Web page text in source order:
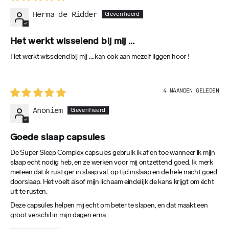
langere termijn na 5-8 weken dagelijks gebruik.
Probeer het Slaapcomplex van Gezonde Eters. Val sneller in
slaap en slaap langer en beter. 👌
kopen
Sta weer fris en vol energie op
en geest
Val snel en diep in slaap en geniet eindelijk van een
welverdiende ontspanning
Veilig ontspannen en omgaan met alledaagse stress
Slaap beter na een jetlag of nachtdienst
Een uniek complex van natuurlijke stoffen, samengesteld
door experts
Je bent minder traag en wordt productiever
Een betere nachtrust voor een betere levenskwaliteit
(Valeriana offi cinalis)
1 DOSIS (2 CAPSULES)
100 mg
ACTIEVE BESTANDDELEN
Magnesium (magnesium threonaat)
50 mg
13,3 % RI
*RI –> Referentie-inname van een gemiddelde volwassene (8400 kJ /
Herma de Ridder
Het werkt wisselend bij mij …
Het werkt wisselend bij mij ….kan ook aan mezelf liggen hoor !
4 MAANDEN GELEDEN
Anoniem
Goede slaap capsules
De Super Sleep Complex capsules gebruik ik af en toe wanneer ik mijn
slaap echt nodig heb, en ze werken voor mij ontzettend goed. Ik merk
meteen dat ik rustiger in slaap val, op tijd inslaap en de hele nacht goed
doorslaap. Het voelt alsof mijn lichaam eindelijk de kans krijgt om écht
uit te rusten.
Deze capsules helpen mij echt om beter te slapen, en dat maakt een
groot verschil in mijn dagen erna.